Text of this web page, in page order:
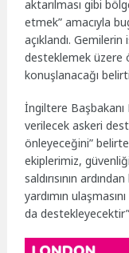
aktarılması gibi
etmek” amacıyla
açıklandı. Gemilerin
desteklemek üzere
konuşlanacağı
İngiltere Başbakanı
verilecek askeri
önleyeceğini”
ekiplerimiz,
saldırısının
yardımın
da